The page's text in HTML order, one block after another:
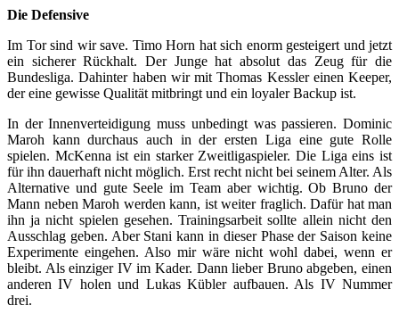
Die Defensive
Im Tor sind wir save. Timo Horn hat sich enorm gesteigert und jetzt
ein sicherer Rückhalt. Der Junge hat absolut das Zeug für die
Bundesliga. Dahinter haben wir mit Thomas Kessler einen Keeper,
der eine gewisse Qualität mitbringt und ein loyaler Backup ist.
In der Innenverteidigung muss unbedingt was passieren. Dominic
Maroh kann durchaus auch in der ersten Liga eine gute Rolle
spielen. McKenna ist ein starker Zweitligaspieler. Die Liga eins ist
für ihn dauerhaft nicht möglich. Erst recht nicht bei seinem Alter. Als
Alternative und gute Seele im Team aber wichtig. Ob Bruno der
Mann neben Maroh werden kann, ist weiter fraglich. Dafür hat man
ihn ja nicht spielen gesehen. Trainingsarbeit sollte allein nicht den
Ausschlag geben. Aber Stani kann in dieser Phase der Saison keine
Experimente eingehen. Also mir wäre nicht wohl dabei, wenn er
bleibt. Als einziger IV im Kader. Dann lieber Bruno abgeben, einen
anderen IV holen und Lukas Kübler aufbauen. Als IV Nummer
drei.